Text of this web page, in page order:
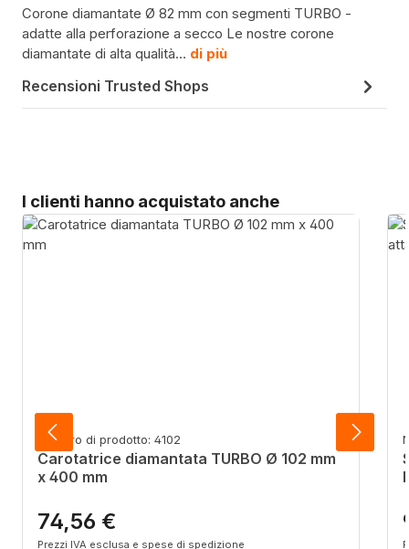
Corone diamantate Ø 82 mm con segmenti TURBO -
adatte alla perforazione a secco Le nostre corone
diamantate di alta qualità… di più
Recensioni Trusted Shops
Salta la galleria dei prodotti
I clienti hanno acquistato anche
Numero di prodotto: 4102
Carotatrice diamantata TURBO Ø 102 mm
x 400 mm
Prezzo normale:
74,56 €
Prezzi IVA esclusa e spese di spedizione